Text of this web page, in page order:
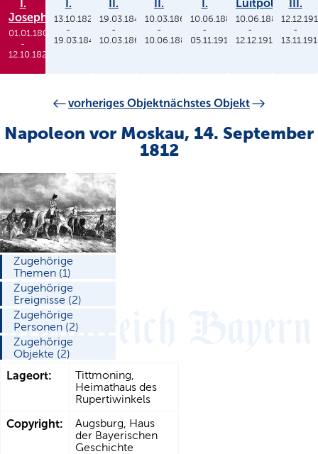
I.
Joseph
01.01.1806
-
12.10.1825
I.
13.10.1825
-
19.03.1848
II.
19.03.1848
-
10.03.1864
II.
10.03.1864
-
10.06.1886
I.
10.06.1886
-
05.11.1913
Luitpold
10.06.1886
-
12.12.1912
III.
-
vorheriges Objektnächstes Objekt
Napoleon vor Moskau, 14. September
1812
Zugehörige
Themen (1)
Zugehörige
Ereignisse (2)
Zugehörige
Personen (2)
Zugehörige
Objekte (2)
Lageort:
Tittmoning,
Heimathaus des
Rupertiwinkels
Copyright:
Augsburg, Haus
der Bayerischen
Geschichte